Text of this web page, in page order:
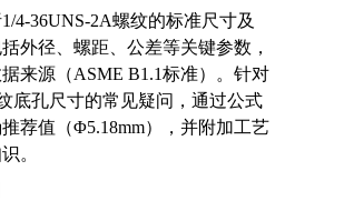
4-36UNS-2A螺纹的标准尺寸及
外径、螺距、公差等关键参数，
来源（ASME B1.1标准）。针对
底孔尺寸的常见疑问，通过公式
荐值（Φ5.18mm），并附加工艺
。